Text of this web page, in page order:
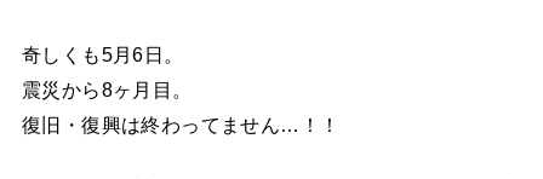
奇しくも5月6日。
震災から8ヶ月目。
復旧・復興は終わってません…！！